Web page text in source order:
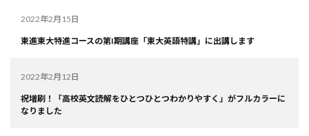
2022年2月15日
東進東大特進コースの第I期講座「東大英語特講」に出講します
2022年2月12日
祝増刷！「高校英文読解をひとつひとつわかりやすく」がフルカラーに
なりました